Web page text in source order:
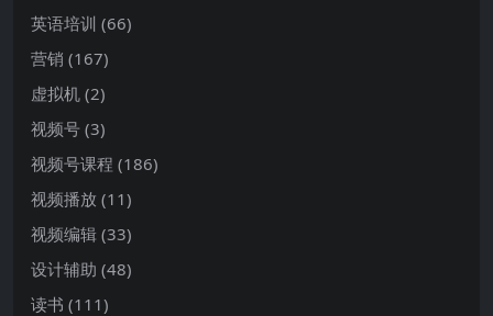
英语培训 (66)
营销 (167)
虚拟机 (2)
视频号 (3)
视频号课程 (186)
视频播放 (11)
视频编辑 (33)
设计辅助 (48)
读书 (111)